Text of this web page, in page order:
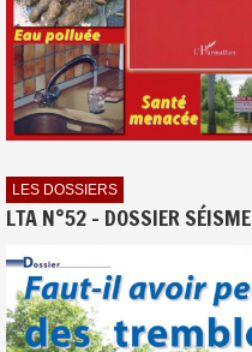
LES DOSSIERS
LTA N°52 - DOSSIER SÉISME